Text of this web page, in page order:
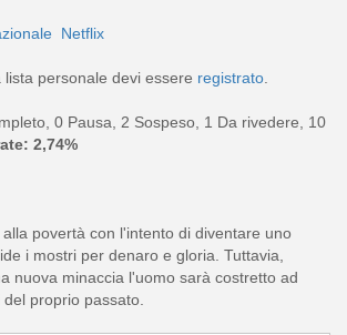
Netflix
lista personale devi essere registrato.
0 Pausa, 2 Sospeso, 1 Da rivedere, 10
2,74%
povertà con l'intento di diventare uno
i mostri per denaro e gloria. Tuttavia,
nuova minaccia l'uomo sarà costretto ad
proprio passato.